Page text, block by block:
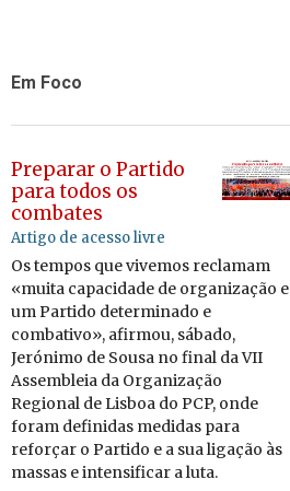
Em Foco
Preparar o Partido
para todos os
combates
Artigo de acesso livre
Os tempos que vi­vemos re­clamam
«muita ca­pa­ci­dade de or­ga­ni­zação e
um Par­tido de­ter­mi­nado e
com­ba­tivo», afirmou, sá­bado,
Je­ró­nimo de Sousa no final da VII
As­sem­bleia da Or­ga­ni­zação
Re­gi­onal de Lisboa do PCP, onde
foram de­fi­nidas me­didas para
re­forçar o Par­tido e a sua li­gação às
massas e in­ten­si­ficar a luta.